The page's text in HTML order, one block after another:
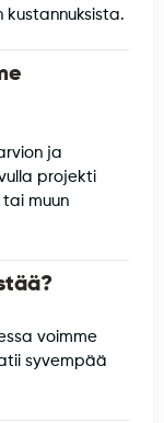
ja
projekti
muun
voimme
syvempää